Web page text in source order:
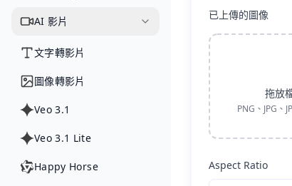
AI 影片
文字轉影片
圖像轉影片
Veo 3.1
Veo 3.1 Lite
Happy Horse
已上傳的圖像
拖放
PNG、JPG、
Aspect Ratio